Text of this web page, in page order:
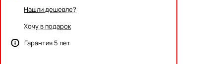
Нашли дешевле?
Хочу в подарок
Гарантия 5 лет